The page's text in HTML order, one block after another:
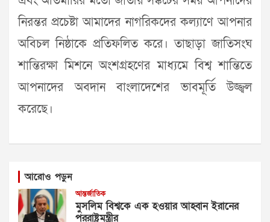
নিরন্তর প্রচেষ্টা আমাদের নাগরিকদের কল্যাণে আপনার
অবিচল নিষ্ঠাকে প্রতিফলিত করে। তাছাড়া জাতিসংঘ
শান্তিরক্ষা মিশনে অংশগ্রহণের মাধ্যমে বিশ্ব শান্তিতে
আপনাদের অবদান বাংলাদেশের ভাবমূর্তি উজ্জ্বল
করেছে।
আরোও পড়ুন
আন্তর্জাতিক
মুসলিম বিশ্বকে এক হওয়ার আহ্বান ইরানের
পররাষ্ট্রমন্ত্রীর